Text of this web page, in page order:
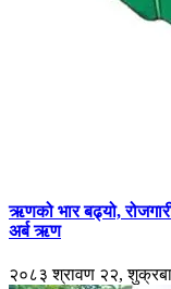
ऋणको भार बढ्यो,
अर्ब ऋण
२०८३ श्रावण २२,